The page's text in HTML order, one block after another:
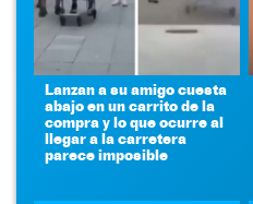
Lanzan a su amigo cuesta
abajo en un carrito de la
compra y lo que ocurre al
llegar a la carretera
parece imposible